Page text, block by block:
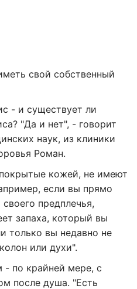
свой собственный
- и существует ли
"Да и нет", - говорит
наук, из клиники
Роман.
кожей, не имеют
если вы прямо
предплечья,
запаха, который вы
только вы недавно не
или духи".
по крайней мере, с
после душа. "Есть